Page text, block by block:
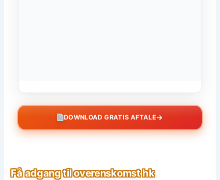
DOWNLOAD GRATIS AFTALE→
Få adgang til overenskomst hk